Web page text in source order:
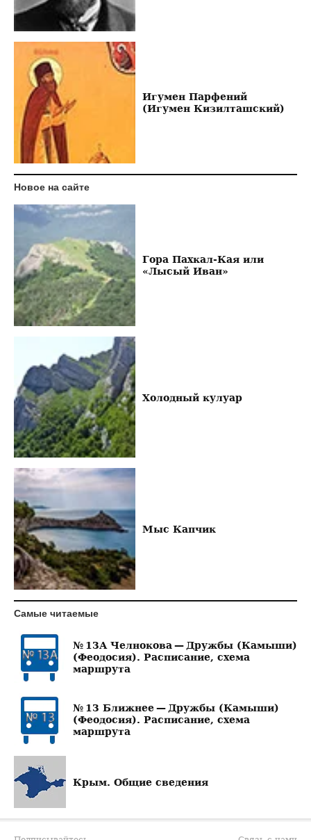
Игумен Парфений
(Игумен Кизилташский)
Новое на сайте
Гора Пахкал-Кая или
«Лысый Иван»
Холодный кулуар
Мыс Капчик
Самые читаемые
№ 13А Челнокова — Дружбы (Камыши)
(Феодосия). Расписание, схема
маршрута
№ 13 Ближнее — Дружбы (Камыши)
(Феодосия). Расписание, схема
маршрута
Крым. Общие сведения